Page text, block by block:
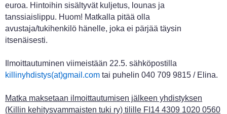
euroa. Hintoihin sisältyvät kuljetus, lounas ja
tanssiaislippu. Huom! Matkalla pitää olla
avustaja/tukihenkilö hänelle, joka ei pärjää täysin
itsenäisesti.
Ilmoittautuminen viimeistään 22.5. sähköpostilla
killinyhdistys(at)gmail.com tai puhelin 040 709 9815 / Elina.
Matka maksetaan ilmoittautumisen jälkeen yhdistyksen
(Killin kehitysvammaisten tuki ry) tilille FI14 4309 1020 0560